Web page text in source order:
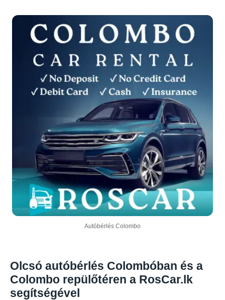
Autóbérlés Colombo
Olcsó autóbérlés Colombóban és a
Colombo repülőtéren a RosCar.lk
segítségével